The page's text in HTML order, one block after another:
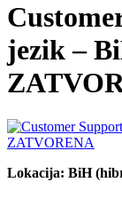
jezik –
Lokacija: BiH